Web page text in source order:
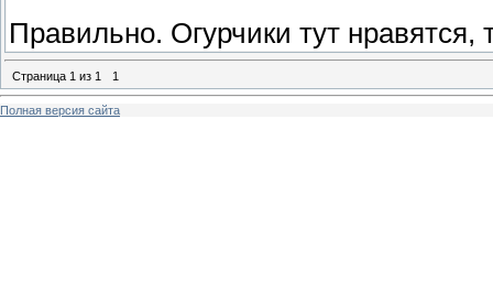
Правильно. Огурчики тут нравятся,
Страница 1 из 1 1
Полная версия сайта